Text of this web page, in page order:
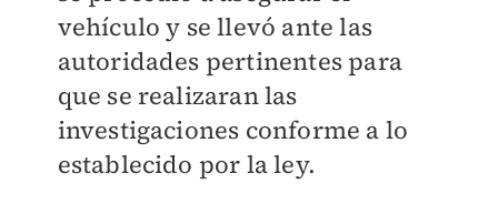
vehículo y se llevó ante las
autoridades pertinentes para
que se realizaran las
investigaciones conforme a lo
establecido por la ley.